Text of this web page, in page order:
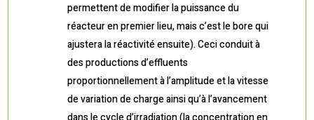
permettent de modifier la puissance du
réacteur en premier lieu, mais c’est le bore qui
ajustera la réactivité ensuite). Ceci conduit à
des productions d’effluents
proportionnellement à l’amplitude et la vitesse
de variation de charge ainsi qu’à l’avancement